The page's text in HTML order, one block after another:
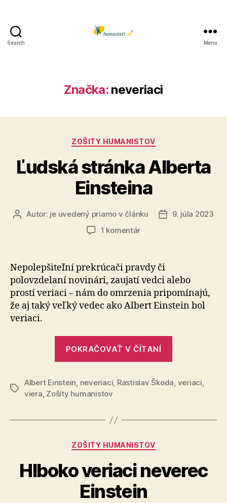
Search Menu
Značka: neveriaci
Kategórie
ZOŠITY HUMANISTOV
Ľudská stránka Alberta
Einsteina
AutorAutor: je uvedený priamo v článku
Dátum
9. júla 2023
1 komentárna
Alberta
Einsteina
Nepolepšiteľní prekrúcači pravdy či
polovzdelaní novinári, zaujatí vedci alebo
prostí veriaci – nám do omrzenia pripomínajú,
že aj taký veľký vedec ako Albert Einstein bol
veriaci.
POKRAČOVAŤ V ČÍTANÍ
Einsteina“
Značky
Albert Einstein, neveriaci, Rastislav Škoda, veriaci,
viera, Zošity humanistov
Kategórie
ZOŠITY HUMANISTOV
Hlboko veriaci neverec
Einstein